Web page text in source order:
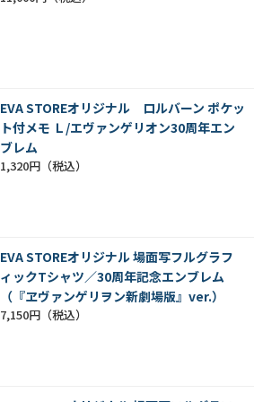
EVA STOREオリジナル ロルバーン ポケッ
ト付メモ Ｌ/エヴァンゲリオン30周年エン
ブレム
1,320円
EVA STOREオリジナル 場面写フルグラフ
ィックTシャツ／30周年記念エンブレム
（『ヱヴァンゲリヲン新劇場版』ver.）
7,150円